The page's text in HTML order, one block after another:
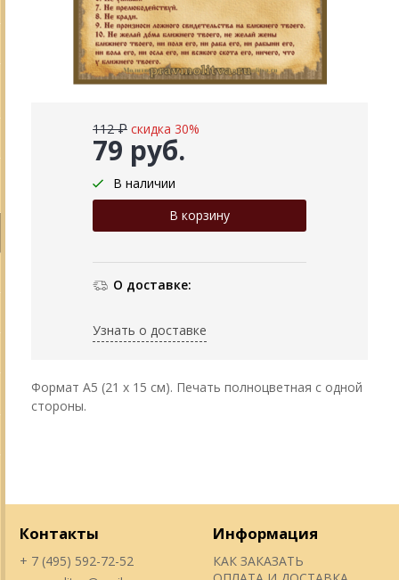
79 руб.
112 ₽ скидка 30%
В наличии
О доставке:
Узнать о доставке
Формат А5 (21 х 15 см). Печать полноцветная с одной
стороны.
Контакты
+ 7 (495) 592-72-52
Информация
КАК ЗАКАЗАТЬ